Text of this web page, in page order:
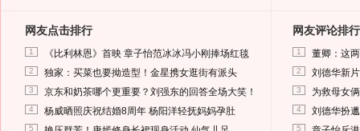
网友点击排行
1 《比利林恩》首映 章子怡范冰冰冯小刚捧场红毯
2 独家：买菜也要拗造型！金星携女逛街有派头
3 京东和奶茶哪个更重要？刘强东的回答全场大笑！
4 杨威晒照庆祝结婚8周年 杨阳洋轻抚妈妈孕肚
5
网友评论排行
1 董卿：这
2 刘德华新
3 为救母女
4 刘德华扮
5